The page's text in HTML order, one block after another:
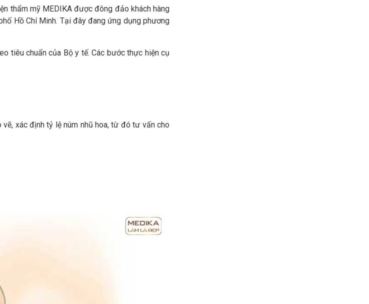
thẩm mỹ MEDIKA được đông đảo khách hàng
Hồ Chí Minh. Tại đây đang ứng dụng phương
tiêu chuẩn của Bộ y tế. Các bước thực hiện cụ
xác định tỷ lệ núm nhũ hoa, từ đó tư vấn cho